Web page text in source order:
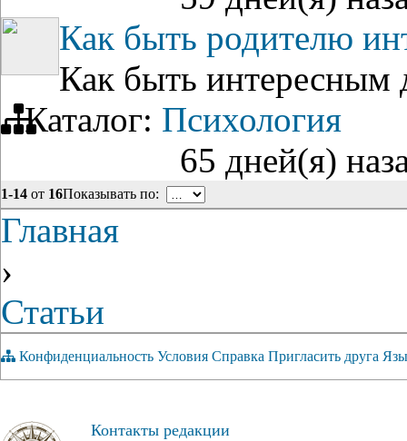
Как быть родителю
Как быть интересным
Каталог: Психология
65 дней(я)
1-14 от 16Показывать по:
Главная
›
Статьи
Конфиденциальность Условия Справка Пригласить друга
Контакты редакции